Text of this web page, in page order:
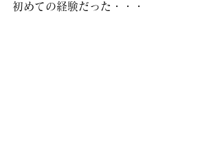
初めての経験だった・・・